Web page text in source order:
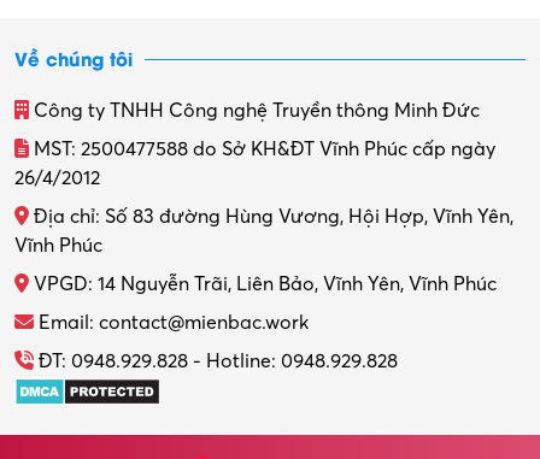
Về chúng tôi
Công ty TNHH Công nghệ Truyền thông Minh Đức
MST: 2500477588 do Sở KH&ĐT Vĩnh Phúc cấp ngày
26/4/2012
Địa chỉ: Số 83 đường Hùng Vương, Hội Hợp, Vĩnh Yên,
Vĩnh Phúc
VPGD: 14 Nguyễn Trãi, Liên Bảo, Vĩnh Yên, Vĩnh Phúc
Email: contact@mienbac.work
ĐT: 0948.929.828 - Hotline: 0948.929.828